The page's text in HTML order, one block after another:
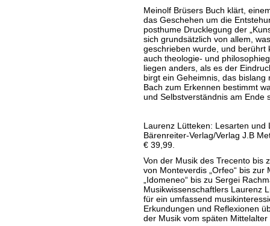
Meinolf Brüsers Buch klärt,
das Geschehen um die
posthume Drucklegung der
sich grundsätzlich von allem,
geschrieben wurde, und berührt
auch theologie- und
liegen anders, als es der
birgt ein Geheimnis, das
Bach zum Erkennen bestimmt
und Selbstverständnis am Ende
Laurenz Lütteken: Lesarten und
Bärenreiter-Verlag/Verlag J.B
€ 39,99.
Von der Musik des Trecento bis
von Monteverdis „Orfeo“ bis
„Idomeneo“ bis zu Sergei
Musikwissenschaftlers Laurenz
für ein umfassend
Erkundungen und Reflexionen
der Musik vom späten